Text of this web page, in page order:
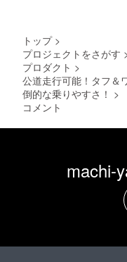
トップ >
プロジェクトをさがす
プロダクト >
公道走行可能！タフ＆
倒的な乗りやすさ！ >
コメント
machi-